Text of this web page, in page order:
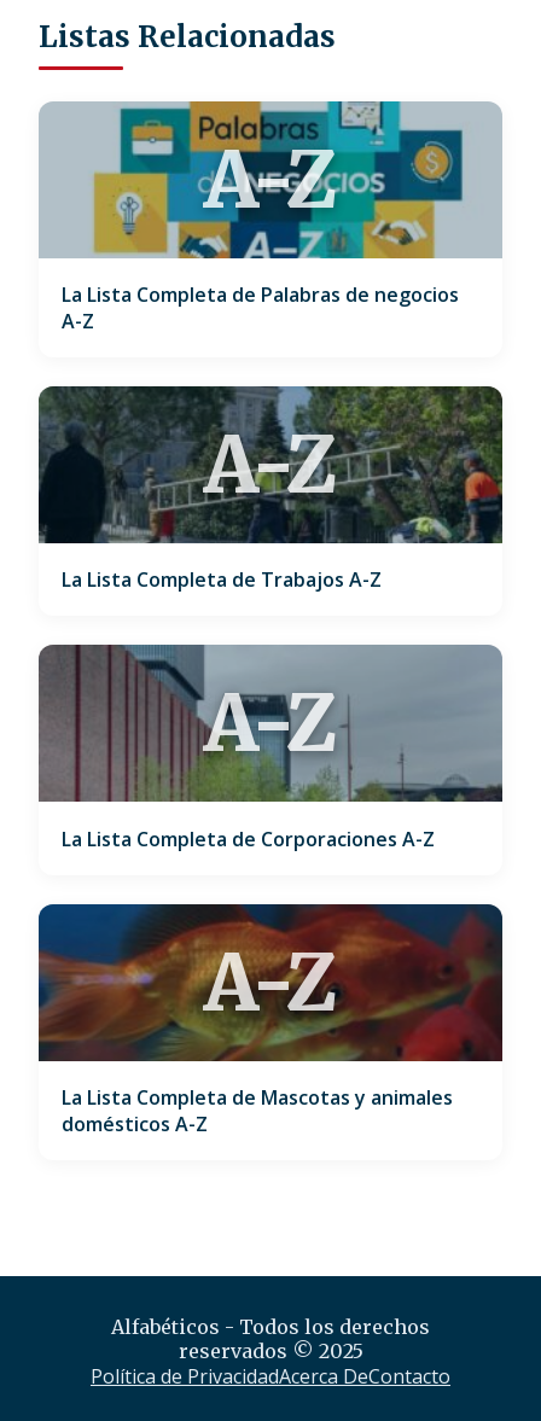
Listas Relacionadas
A-Z
La Lista Completa de Palabras de negocios
A-Z
A-Z
La Lista Completa de Trabajos A-Z
A-Z
La Lista Completa de Corporaciones A-Z
A-Z
La Lista Completa de Mascotas y animales
domésticos A-Z
Alfabéticos - Todos los derechos
reservados © 2025
Política de PrivacidadAcerca DeContacto